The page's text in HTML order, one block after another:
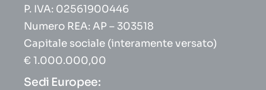
P. IVA: 02561900446
Numero REA: AP – 303518
Capitale sociale (interamente versato)
€ 1.000.000,00
Sedi Europee: